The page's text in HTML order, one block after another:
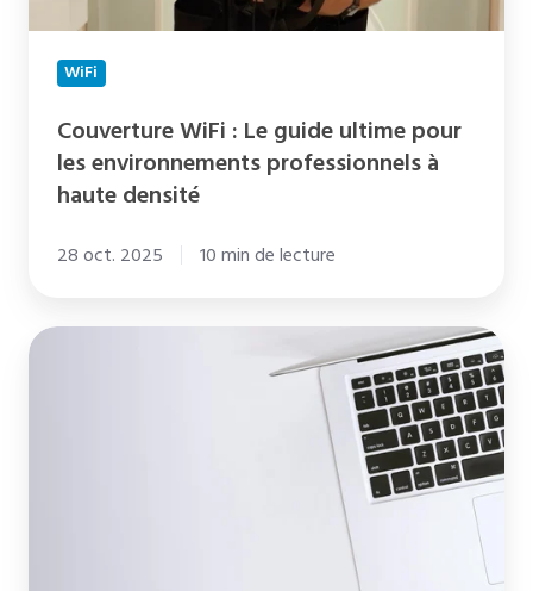
à
hauteWiFi
Couverture WiFi : Le guide ultime pour
les environnements professionnels à
haute densité
28 oct. 2025 10 min de lecture
Comprendre